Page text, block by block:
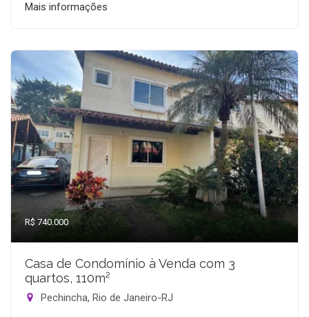
Mais informações
R$ 740.000
Casa de Condomínio à Venda com 3
quartos, 110m²
Pechincha, Rio de Janeiro-RJ